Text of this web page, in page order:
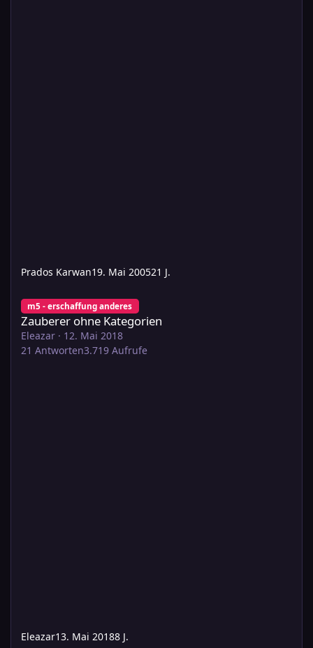
Prados Karwan19. Mai 200521 J.
m5 - erschaffung anderes
Zauberer ohne Kategorien
Eleazar · 12. Mai 2018
21 Antworten3.719 Aufrufe
Eleazar13. Mai 20188 J.